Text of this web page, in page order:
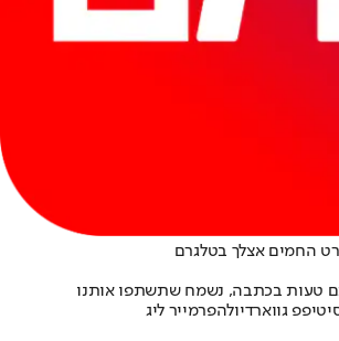
החמים אצלך בטלגרם
טעות בכתבה, נשמח שתשתפו אותנו
פפ גווארדיולהפרמייר ליג